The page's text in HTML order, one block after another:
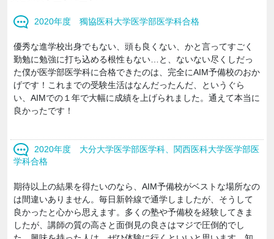
2020年度 獨協医科大学医学部医学科合格
優秀な進学校出身でもない、頭も良くない、かと言ってすごく
勤勉に勉強に打ち込める根性もない…と、ないない尽くしだっ
た僕が医学部医学科に合格できたのは、完全にAIM予備校のおか
げです！これまでの受験生活はなんだったんだ、というぐら
い、AIMでの１年で大幅に成績を上げられました。通えて本当に
良かったです！
2020年度 大分大学医学部医学科、関西医科大学医学部医
学科合格
期待以上の結果を得たいのなら、AIM予備校がベストな場所なの
は間違いありません。毎日新幹線で通学しましたが、そうして
良かったと心から思えます。多くの塾や予備校を経験してきま
したが、講師の質の高さと面倒見の良さはマジで圧倒的でし